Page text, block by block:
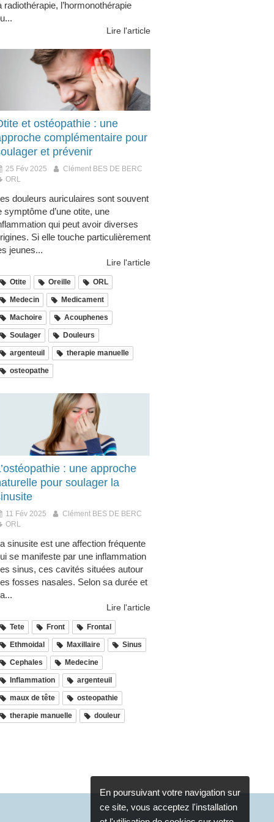
radiothérapie, l’hormonothérapie
Lire l'article
et ostéopathie : une
complémentaire pour
et prévenir
25 Fév 2025
Clément BES DE BERC
ORL
douleurs auriculaires sont souvent
symptôme d’une otite, une
qui peut avoir diverses
Si elle touche particulièrement
jeunes...
Lire l'article
Otite Oreille ORL
Medecin Medicament
Machoire Acouphenes
Soulager Douleurs
argenteuil therapie manuelle
osteopathe
: une approche
pour soulager la
11 Fév 2025
Clément BES DE BERC
ORL
sinusite est une affection fréquente
se manifeste par une inflammation
sinus, ces cavités situées autour
fosses nasales. Selon sa durée et
Lire l'article
Tete Front Frontal
Ethmoidal Maxillaire Sinus
Cephales Medecine
Inflammation argenteuil
maux de tête osteopathie
therapie manuelle douleur
En poursuivant votre navigation sur
ce site, vous acceptez l'installation